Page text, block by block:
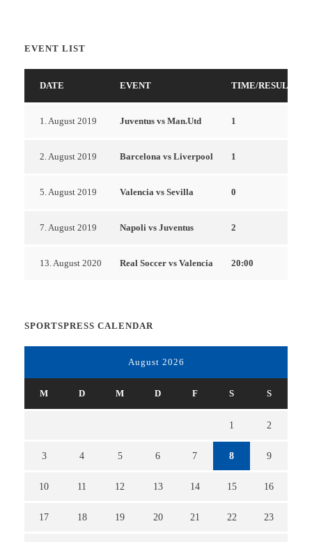
EVENT LIST
DATE EVENT TIME/RESULTS
1. August 2019 Juventus vs Man.Utd 1
2. August 2019 Barcelona vs Liverpool 1
5. August 2019 Valencia vs Sevilla 0
7. August 2019 Napoli vs Juventus 2
13. August 2020 Real Soccer vs Valencia 20:00
SPORTSPRESS CALENDAR
August 2026
M D M D F S S
1 2
3 4 5 6 7 8 9
10 11 12 13 14 15 16
17 18 19 20 21 22 23